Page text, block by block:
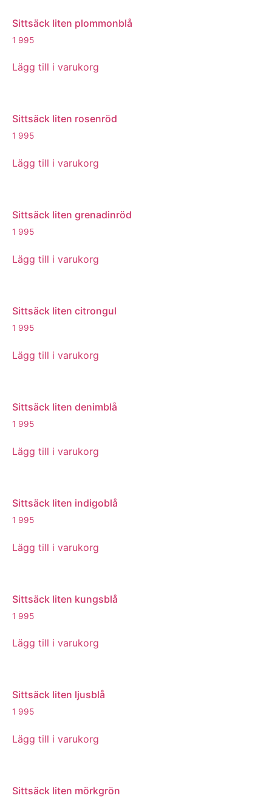
Sittsäck liten plommonblå
1 995
Lägg till i varukorg
Sittsäck liten rosenröd
1 995
Lägg till i varukorg
Sittsäck liten grenadinröd
1 995
Lägg till i varukorg
Sittsäck liten citrongul
1 995
Lägg till i varukorg
Sittsäck liten denimblå
1 995
Lägg till i varukorg
Sittsäck liten indigoblå
1 995
Lägg till i varukorg
Sittsäck liten kungsblå
1 995
Lägg till i varukorg
Sittsäck liten ljusblå
1 995
Lägg till i varukorg
Sittsäck liten mörkgrön